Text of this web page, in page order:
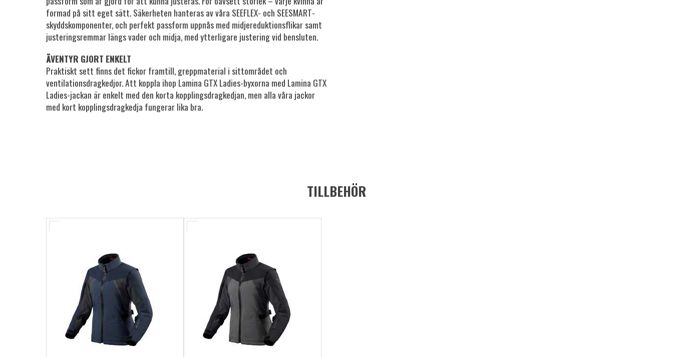
formad på sitt eget sätt. Säkerheten hanteras av våra SEEFLEX- och SEESMART-
skyddskomponenter, och perfekt passform uppnås med midjereduktionsflikar samt
justeringsremmar längs vader och midja, med ytterligare justering vid bensluten.
ÄVENTYR GJORT ENKELT
Praktiskt sett finns det fickor framtill, greppmaterial i sittområdet och
ventilationsdragkedjor. Att koppla ihop Lamina GTX Ladies-byxorna med Lamina GTX
Ladies-jackan är enkelt med den korta kopplingsdragkedjan, men alla våra jackor
med kort kopplingsdragkedja fungerar lika bra.
TILLBEHÖR